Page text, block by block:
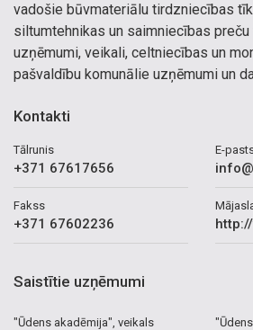
vadošie būvmateriālu tirdzniecības
siltumtehnikas un saimniecības
uzņēmumi, veikali, celtniecības un
pašvaldību komunālie uzņēmumi un
Kontakti
Tālrunis
+371 67617656
Fakss
+371 67602236
E-
Saistītie uzņēmumi
"Ūdens akadēmija", veikals